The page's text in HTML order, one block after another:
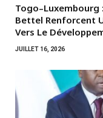
Togo–Luxembourg
Bettel Renforcent
Vers Le
JUILLET 16, 2026